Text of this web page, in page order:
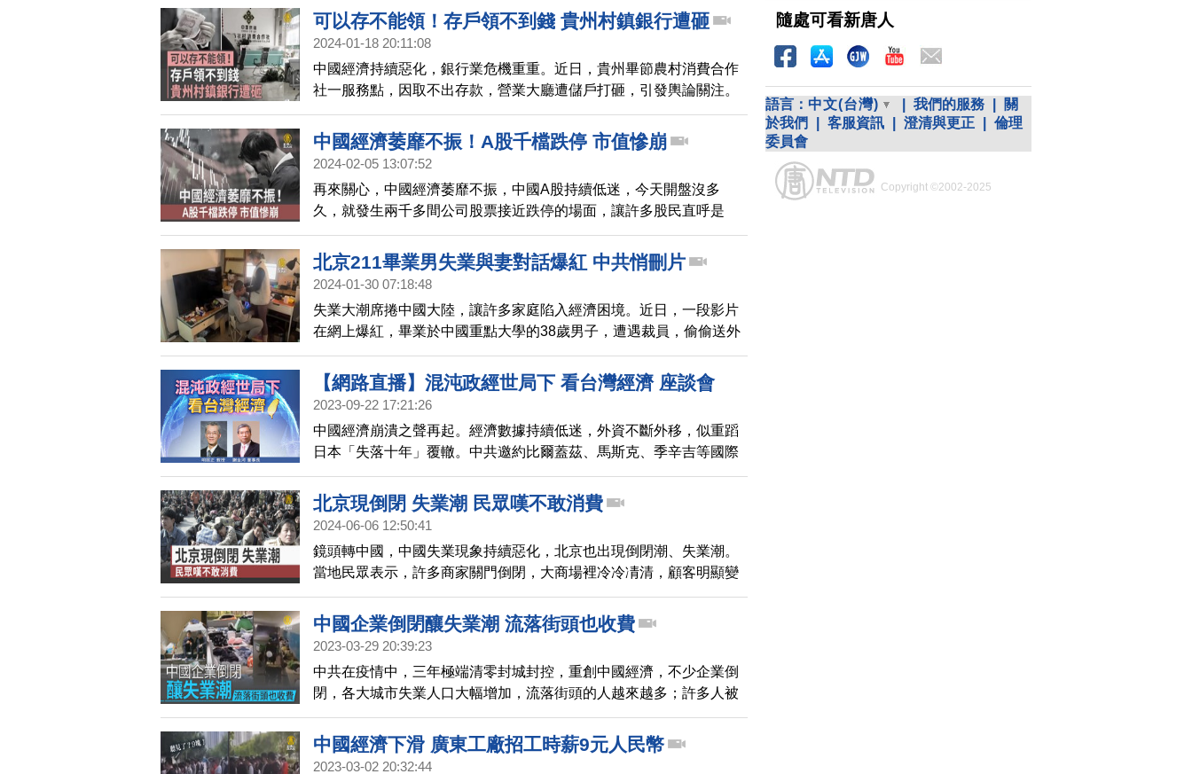
應變局。
可以存不能領！存戶領不到錢 貴州村鎮銀行遭砸
2024-01-18 20:11:08
中國經濟持續惡化，銀行業危機重重。近日，貴州畢節農村消費合作
社一服務點，因取不出存款，營業大廳遭儲戶打砸，引發輿論關注。
中國經濟萎靡不振！A股千檔跌停 市值慘崩
2024-02-05 13:07:52
再來關心，中國經濟萎靡不振，中國A股持續低迷，今天開盤沒多
久，就發生兩千多間公司股票接近跌停的場面，讓許多股民直呼是
「亡國徵兆」。上證指數一度跌至2655點，狂跌2.75%。《金融時
報》就指出，隨著過年封關腳步逼近，中國股市持續崩跌，市值從
2021年最高點，跌了超過60%，蒸發近2兆美元，約新台幣62.8兆
北京211畢業男失業與妻對話爆紅 中共悄刪片
2024-01-30 07:18:48
失業大潮席捲中國大陸，讓許多家庭陷入經濟困境。近日，一段影片
在網上爆紅，畢業於中國重點大學的38歲男子，遭遇裁員，偷偷送外
賣，卻被妻子發現。這段爆紅影片，已被中共當局撤下熱搜榜，網友
在中國網絡平台上的轉發大多也被刪除。
【網路直播】混沌政經世局下 看台灣經濟 座談會
2023-09-22 17:21:26
中國經濟崩潰之聲再起。經濟數據持續低迷，外資不斷外移，似重蹈
日本「失落十年」覆轍。中共邀約比爾蓋茲、馬斯克、季辛吉等國際
政商要員訪華，極力宣揚「支持民營經濟」，重啟「威逼利誘」騙
術，如何解讀妥善因應？2024總統大選在即，如何能做出正確的選
擇？ 我們特別邀請明居正、謝金河兩位專家，為大家開講、解惑！
北京現倒閉 失業潮 民眾嘆不敢消費
2024-06-06 12:50:41
鏡頭轉中國，中國失業現象持續惡化，北京也出現倒閉潮、失業潮。
當地民眾表示，許多商家關門倒閉，大商場裡冷冷凊清，顧客明顯變
少。
中國企業倒閉釀失業潮 流落街頭也收費
2023-03-29 20:39:23
中共在疫情中，三年極端清零封城封控，重創中國經濟，不少企業倒
閉，各大城市失業人口大幅增加，流落街頭的人越來越多；許多人被
迫露宿街頭，還傳出有人被當局收取所謂「睡橋洞費」。
中國經濟下滑 廣東工廠招工時薪9元人民幣
2023-03-02 20:32:44
隨處可看新唐人
語言： 中文(台灣) 我們的服務
關
於我們
客服資訊 澄清與更正
倫理
委員會
Copyright ©2002-2025